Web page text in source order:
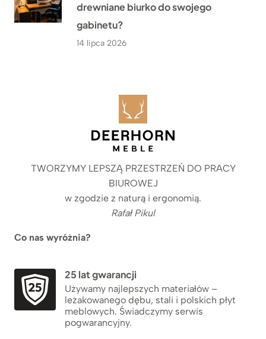
drewniane biurko do swojego
gabinetu?
14 lipca 2026
TWORZYMY LEPSZĄ PRZESTRZEŃ DO PRACY
BIUROWEJ
w zgodzie z naturą i ergonomią.
Rafał Pikul
Co nas wyróżnia?
25 lat gwarancji
Używamy najlepszych materiałów –
leżakowanego dębu, stali i polskich płyt
meblowych. Świadczymy serwis
pogwarancyjny.